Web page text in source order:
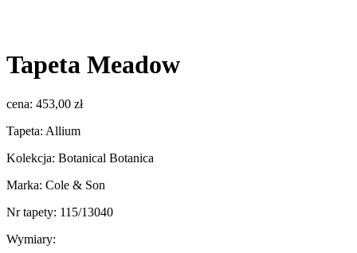
Tapeta Meadow
cena: 453,00 zł
Tapeta: Allium
Kolekcja: Botanical Botanica
Marka: Cole & Son
Nr tapety: 115/13040
Wymiary: